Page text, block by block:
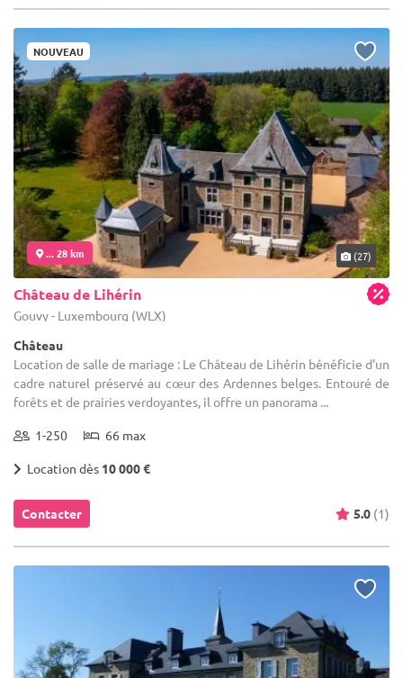
NOUVEAU
... 28 km (27)
Château de Lihérin
Gouvy - Luxembourg (WLX)
Château
Location de salle de mariage : Le Château de Lihérin bénéficie d’un
cadre naturel préservé au cœur des Ardennes belges. Entouré de
forêts et de prairies verdoyantes, il offre un panorama ...
1-250 66 max
Location dès 10 000 €
Contacter 5.0 (1)